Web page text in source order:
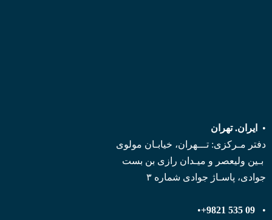
•
ایران. تهران
دفتر مـرکزی: تـــهران، خیابـان مولوی
بـین ولیعصر و میـدان رازی بن بست
جوادی، پاسـاژ جوادی شماره ۳
•
09 535 9821+
•